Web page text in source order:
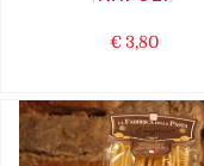
€ 3,80